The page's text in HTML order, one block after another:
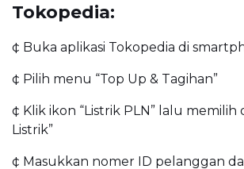
Tokopedia:
¢ Buka aplikasi Tokopedia di
¢ Pilih menu “Top Up & Tagihan”
¢ Klik ikon “Listrik PLN” lalu memilih
Listrik”
¢ Masukkan nomer ID pelanggan